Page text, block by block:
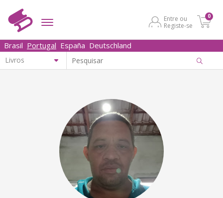
Entre ou
Registe-se
0
Brasil Portugal España Deutschland